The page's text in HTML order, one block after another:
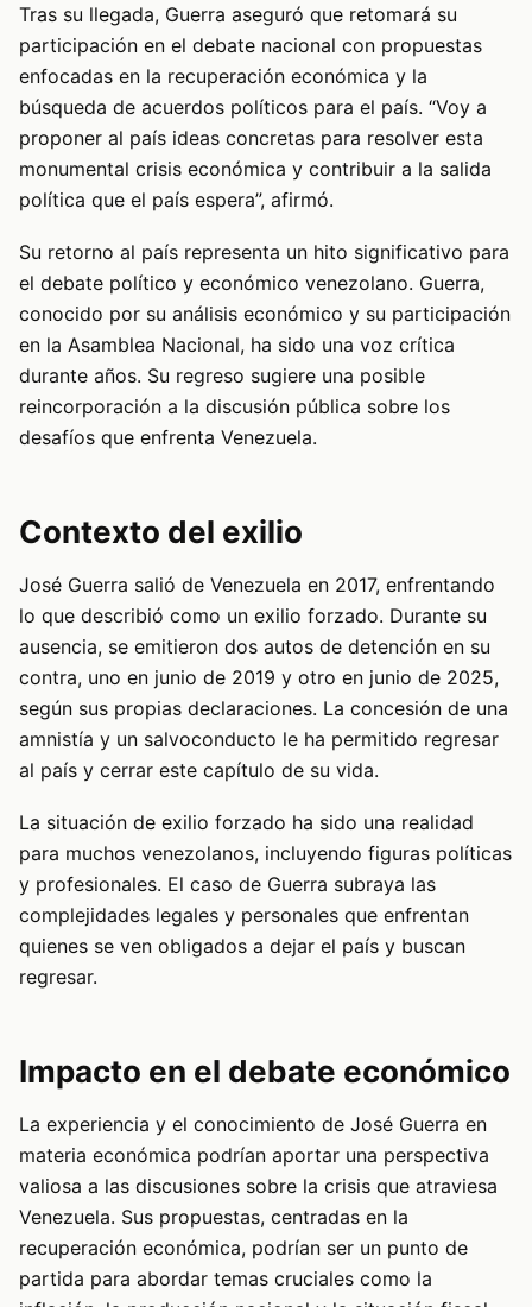
Tras su llegada, Guerra aseguró que retomará su
participación en el debate nacional con propuestas
enfocadas en la recuperación económica y la
búsqueda de acuerdos políticos para el país. “Voy a
proponer al país ideas concretas para resolver esta
monumental crisis económica y contribuir a la salida
política que el país espera”, afirmó.
Su retorno al país representa un hito significativo para
el debate político y económico venezolano. Guerra,
conocido por su análisis económico y su participación
en la Asamblea Nacional, ha sido una voz crítica
durante años. Su regreso sugiere una posible
reincorporación a la discusión pública sobre los
desafíos que enfrenta Venezuela.
Contexto del exilio
José Guerra salió de Venezuela en 2017, enfrentando
lo que describió como un exilio forzado. Durante su
ausencia, se emitieron dos autos de detención en su
contra, uno en junio de 2019 y otro en junio de 2025,
según sus propias declaraciones. La concesión de una
amnistía y un salvoconducto le ha permitido regresar
al país y cerrar este capítulo de su vida.
La situación de exilio forzado ha sido una realidad
para muchos venezolanos, incluyendo figuras políticas
y profesionales. El caso de Guerra subraya las
complejidades legales y personales que enfrentan
quienes se ven obligados a dejar el país y buscan
regresar.
Impacto en el debate económico
La experiencia y el conocimiento de José Guerra en
materia económica podrían aportar una perspectiva
valiosa a las discusiones sobre la crisis que atraviesa
Venezuela. Sus propuestas, centradas en la
recuperación económica, podrían ser un punto de
partida para abordar temas cruciales como la